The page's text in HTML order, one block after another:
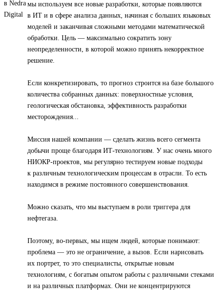
мы используем все новые разработки, которые появляются
в ИТ и в сфере анализа данных, начиная с больших языковых
моделей и заканчивая сложными методами математической
обработки. Цель — максимально сократить зону
неопределенности, в которой можно принять некорректное
решение.
Если конкретизировать, то прогноз строится на базе большого
количества собранных данных: поверхностные условия,
геологическая обстановка, эффективность разработки
месторождения...
Миссия нашей компании — сделать жизнь всего сегмента
добычи проще благодаря ИТ-технологиям. У нас очень много
НИОКР-проектов, мы регулярно тестируем новые подходы
к различным технологическим процессам в отрасли. То есть
находимся в режиме постоянного совершенствования.
Можно сказать, что мы выступаем в роли триггера для
нефтегаза.
Поэтому, во-первых, мы ищем людей, которые понимают:
проблема — это не ограничение, а вызов. Если нарисовать
их портрет, то это специалисты, открытые новым
технологиям, с богатым опытом работы с различными стеками
и на различных платформах. Они не концентрируются